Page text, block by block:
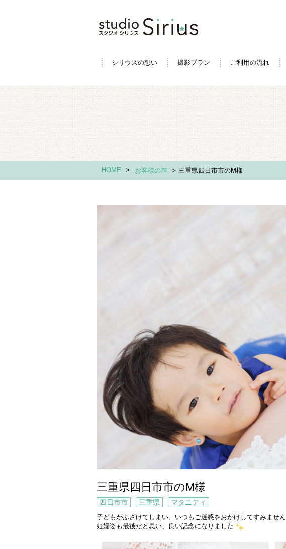
シリウスの想い 撮影プラン ご利用の流れ
HOME > お客様の声 > 三重県四日市市のM様
三重県四日市市のM様
四日市市 三重県 マタニティ
子どもがふざけてしまい、いつもご迷惑をおかけしてすみません
妊婦姿も最後だと思い、良い記念になりました